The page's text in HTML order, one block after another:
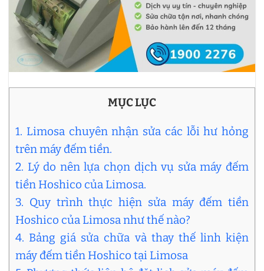
MỤC LỤC
1. Limosa chuyên nhận sửa các lỗi hư hỏng
trên máy đếm tiền.
2. Lý do nên lựa chọn dịch vụ sửa máy đếm
tiền Hoshico của Limosa.
3. Quy trình thực hiện sửa máy đếm tiền
Hoshico của Limosa như thế nào?
4. Bảng giá sửa chữa và thay thế linh kiện
máy đếm tiền Hoshico tại Limosa